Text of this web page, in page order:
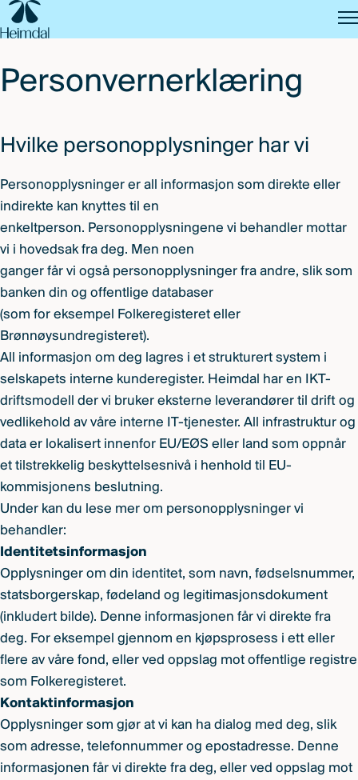
SKIP
TO
MAIN
Personvernerklæring
Hvilke personopplysninger har vi
Personopplysninger er all informasjon som direkte eller
indirekte kan knyttes til en
enkeltperson. Personopplysningene vi behandler mottar
vi i hovedsak fra deg. Men noen
ganger får vi også personopplysninger fra andre, slik som
banken din og offentlige databaser
(som for eksempel Folkeregisteret eller
Brønnøysundregisteret).
All informasjon om deg lagres i et strukturert system i
selskapets interne kunderegister. Heimdal har en IKT-
driftsmodell der vi bruker eksterne leverandører til drift og
vedlikehold av våre interne IT-tjenester. All infrastruktur og
data er lokalisert innenfor EU/EØS eller land som oppnår
et tilstrekkelig beskyttelsesnivå i henhold til EU-
kommisjonens beslutning.
Under kan du lese mer om personopplysninger vi
behandler:
Identitetsinformasjon
Opplysninger om din identitet, som navn, fødselsnummer,
statsborgerskap, fødeland og legitimasjonsdokument
(inkludert bilde). Denne informasjonen får vi direkte fra
deg. For eksempel gjennom en kjøpsprosess i ett eller
flere av våre fond, eller ved oppslag mot offentlige registre
som Folkeregisteret.
Kontaktinformasjon
Opplysninger som gjør at vi kan ha dialog med deg, slik
som adresse, telefonnummer og epostadresse. Denne
informasjonen får vi direkte fra deg, eller ved oppslag mot